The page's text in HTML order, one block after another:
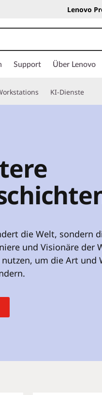
Lenovo
Support Über Lenovo
KI-Dienste
die Welt, sondern
und Visionäre der
um die Art und